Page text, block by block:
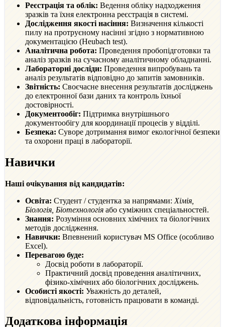
Реєстрація та облік: Ведення обліку надходження
зразків та їхня електронна реєстрація в системі.
Дослідження якості насіння: Визначення кількості
пилу на протруєному насінні згідно з нормативною
документацією (Heubach test).
Аналітична робота: Проведення пробопідготовки та
аналіз зразків на сучасному аналітичному обладнанні.
Лабораторні досліди: Проведення випробувань та
аналіз результатів відповідно до запитів замовників.
Звітність: Своєчасне внесення результатів досліджень
до електронної бази даних та контроль їхньої
достовірності.
Документообіг: Підтримка внутрішнього
документообігу для координації процесів у відділі.
Безпека: Суворе дотримання вимог екологічної безпеки
та охорони праці в лабораторії.
Навички
Наші очікування від кандидатів:
Освіта: Студент / студентка за напрямами: Хімія,
Біологія, Біотехнологія або суміжних спеціальностей.
Знання: Розуміння основних хімічних та біологічних
методів дослідження.
Навички: Впевнений користувач MS Office (особливо
Excel).
Перевагою буде:
Досвід роботи в лабораторії.
Практичний досвід проведення аналітичних,
фізико-хімічних або біологічних досліджень.
Особисті якості: Уважність до деталей,
відповідальність, готовність працювати в команді.
Додаткова інформація